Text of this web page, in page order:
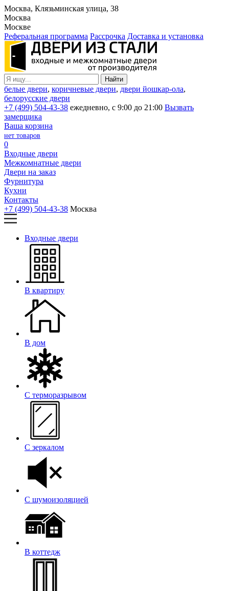
Москва, Клязьминская улица, 38
Москва
Москве
Реферальная программа Рассрочка Доставка и установка
белые двери, коричневые двери, двери йошкар-ола,
белорусские двери
+7 (499) 504-43-38 ежедневно, с 9:00 до 21:00 Вызвать
замерщика
Ваша корзина
нет товаров
0
Входные двери
Межкомнатные двери
Двери на заказ
Фурнитура
Кухни
Контакты
+7 (499) 504-43-38 Москва
Входные двери
В квартиру
В дом
С терморазрывом
С зеркалом
С шумоизоляцией
В коттедж